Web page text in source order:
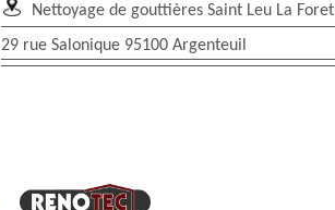
Nettoyage de gouttières Saint Leu La Foret
29 rue Salonique 95100 Argenteuil